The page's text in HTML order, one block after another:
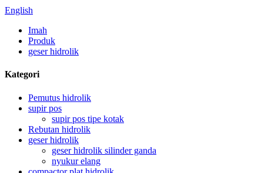
English
Imah
Produk
geser hidrolik
Kategori
Pemutus hidrolik
supir pos
supir pos tipe kotak
Rebutan hidrolik
geser hidrolik
geser hidrolik silinder ganda
nyukur elang